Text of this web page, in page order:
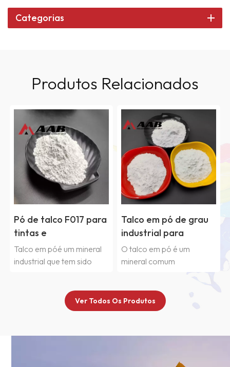
Categorias
Produtos Relacionados
Pó de talco F017 para
tintas e
revestimentos
Talco em póé um mineral
industrial que tem sido
revestimentos, fabricação
de papel, borracha,
cerâmica, adesivos e
Talco em pó de grau
industrial para
pintura
O talco em pó é um
mineral comum
encontrado na natureza,
de talco (fórmula química:
3MgO4SiO2H2O. O talco
branco ou branco-
Ver Todos Os Produtos